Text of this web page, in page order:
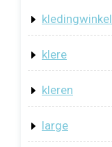
kledingwinkel
klere
kleren
large